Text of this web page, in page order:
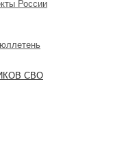
России
СВО